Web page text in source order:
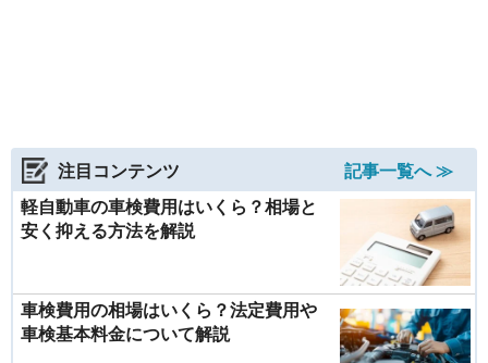
注目コンテンツ
記事一覧へ ≫
軽自動車の車検費用はいくら？相場と
安く抑える方法を解説
車検費用の相場はいくら？法定費用や
車検基本料金について解説